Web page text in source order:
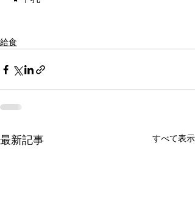
給食
最新記事 すべて表示